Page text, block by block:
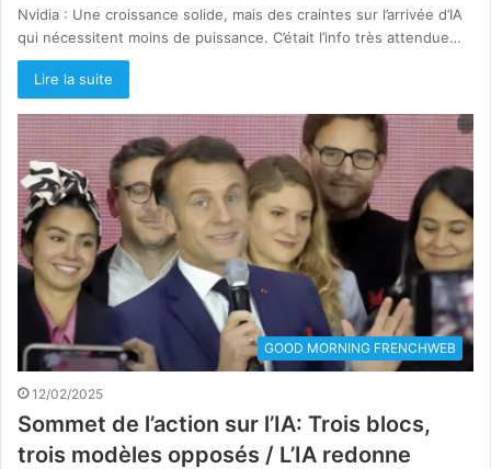
Nvidia : Une croissance solide, mais des craintes sur l’arrivée d’IA
qui nécessitent moins de puissance. C’était l’info très attendue…
Lire la suite
GOOD MORNING FRENCHWEB
12/02/2025
Sommet de l’action sur l’IA: Trois blocs,
trois modèles opposés / L’IA redonne